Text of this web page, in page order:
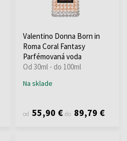
Valentino Donna Born in
Roma Coral Fantasy
Parfémovaná voda
Od 30ml - do 100ml
Na sklade
od 55,90 € do 89,79 €